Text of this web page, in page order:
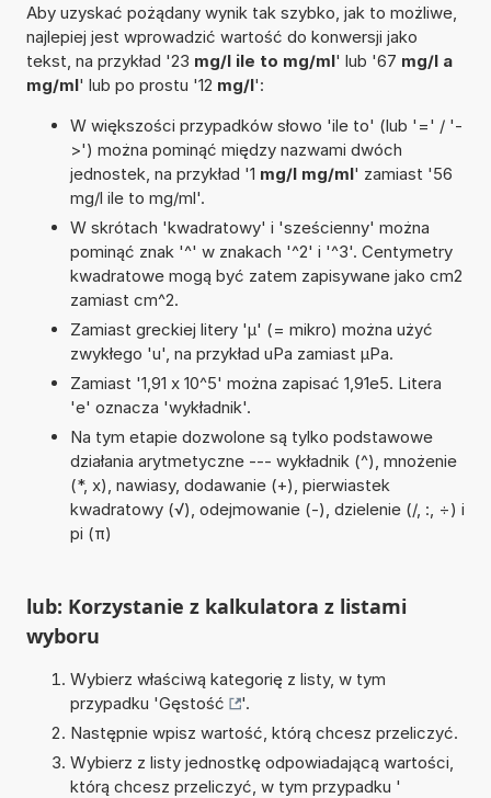
Aby uzyskać pożądany wynik tak szybko, jak to możliwe,
najlepiej jest wprowadzić wartość do konwersji jako
tekst, na przykład '23 mg/l ile to mg/ml' lub '67 mg/l a
mg/ml' lub po prostu '12 mg/l':
W większości przypadków słowo 'ile to' (lub '=' / '-
>') można pominąć między nazwami dwóch
jednostek, na przykład '1 mg/l mg/ml' zamiast '56
mg/l ile to mg/ml'.
W skrótach 'kwadratowy' i 'sześcienny' można
pominąć znak '^' w znakach '^2' i '^3'. Centymetry
kwadratowe mogą być zatem zapisywane jako cm2
zamiast cm^2.
Zamiast greckiej litery 'µ' (= mikro) można użyć
zwykłego 'u', na przykład uPa zamiast µPa.
Zamiast '1,91 x 10^5' można zapisać 1,91e5. Litera
'e' oznacza 'wykładnik'.
Na tym etapie dozwolone są tylko podstawowe
działania arytmetyczne --- wykładnik (^), mnożenie
(*, x), nawiasy, dodawanie (+), pierwiastek
kwadratowy (√), odejmowanie (-), dzielenie (/, :, ÷) i
pi (π)
lub: Korzystanie z kalkulatora z listami
wyboru
Wybierz właściwą kategorię z listy, w tym
przypadku 'Gęstość
'.
Następnie wpisz wartość, którą chcesz przeliczyć.
Wybierz z listy jednostkę odpowiadającą wartości,
którą chcesz przeliczyć, w tym przypadku '